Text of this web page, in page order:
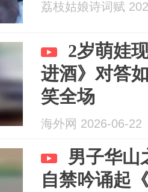
荔枝姑娘诗词赋
2岁萌娃
进酒》对答
笑全场
海外网 2026-06-22
男子华山
自禁吟诵起